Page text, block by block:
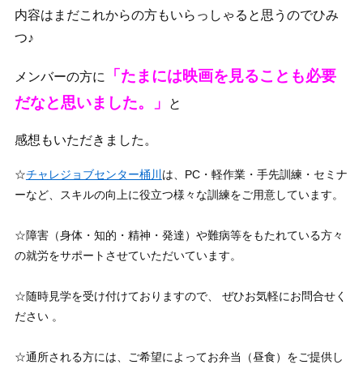
内容はまだこれからの方もいらっしゃると思うのでひみ
つ♪
メンバーの方に
「たまには映画を見ることも必要
だなと思いました。」
と
感想もいただきました。
☆チャレジョブセンター桶川 は、PC・軽作業・手先訓練・セミナ
ーなど、スキルの向上に役立つ様々な訓練をご用意しています。
☆障害（身体・知的・精神・発達）や難病等をもたれている方々
の就労をサポートさせていただいています。
☆随時見学を受け付けておりますので、 ぜひお気軽にお問合せく
ださい 。
☆通所される方には、ご希望によってお弁当（昼食）をご提供し